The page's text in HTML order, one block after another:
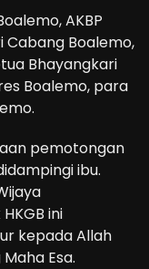
AKBP
Cabang Boalemo,
Bhayangkari
Boalemo, para
pemotongan
ibu.
ini
kepada Allah
Esa.